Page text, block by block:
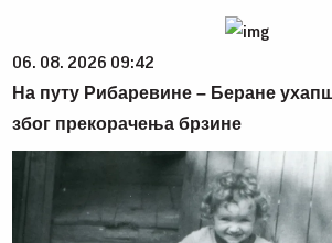
06. 08. 2026 09:42
На путу Рибаревине – Беране
због прекорачења брзине